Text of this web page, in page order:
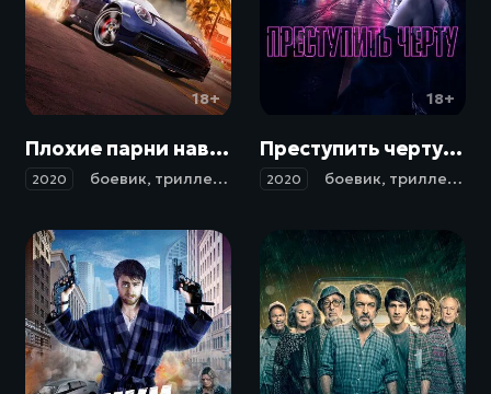
18+
Плохие парни навсегда / Bad Boys for Life (2020)
2020 боевик, триллер , комедия криминал
18+
Преступить черту / No matarás (2020)
2020 боевик, триллер ,